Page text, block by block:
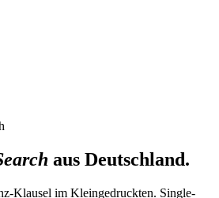
aus Deutschland.
Klausel im Kleingedruckten. Single-